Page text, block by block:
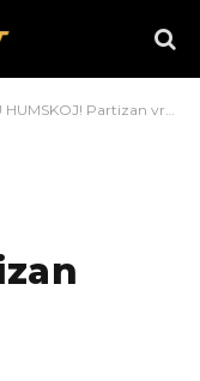
Partizan vraća miljenika Grobara!